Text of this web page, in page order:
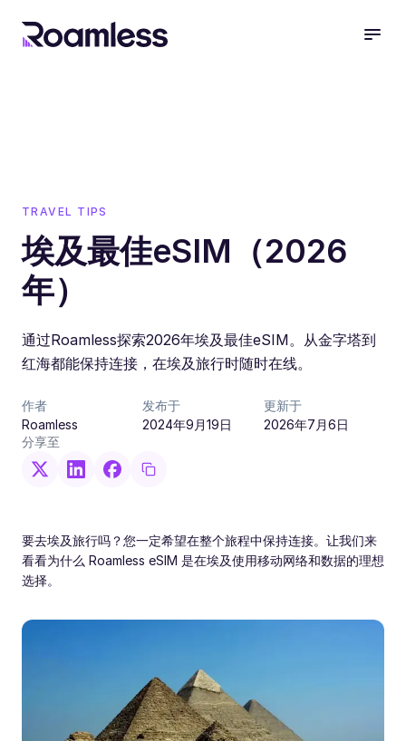
TRAVEL TIPS
埃及最佳eSIM（2026
年）
通过Roamless探索2026年埃及最佳eSIM。从金字塔到
红海都能保持连接，在埃及旅行时随时在线。
作者
Roamless
发布于
2024年9月19日
更新于
2026年7月6日
分享至
要去埃及旅行吗？您一定希望在整个旅程中保持连接。让我们来
看看为什么 Roamless eSIM 是在埃及使用移动网络和数据的理想
选择。